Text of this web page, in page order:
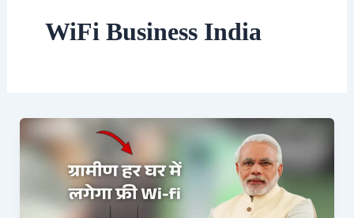
WiFi Business India